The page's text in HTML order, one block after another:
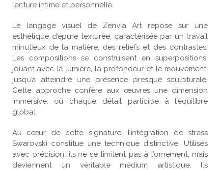
lecture intime et personnelle.
Le langage visuel de Zenvia Art repose sur une
esthétique d’épure texturée, caractérisée par un travail
minutieux de la matière, des reliefs et des contrastes.
Les compositions se construisent en superpositions,
jouant avec la lumière, la profondeur et le mouvement,
jusqu’à atteindre une présence presque sculpturale.
Cette approche confère aux œuvres une dimension
immersive, où chaque détail participe à l’équilibre
global.
Au cœur de cette signature, l’intégration de strass
Swarovski constitue une technique distinctive. Utilisés
avec précision, ils ne se limitent pas à l’ornement, mais
deviennent un véritable médium artistique. Ils